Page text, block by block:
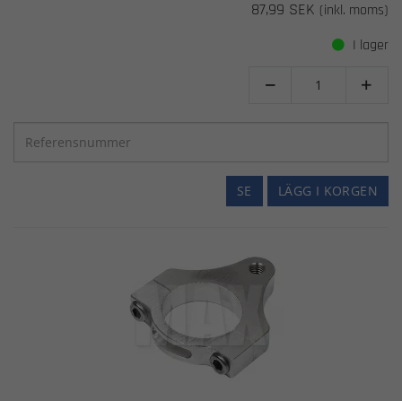
87,99 SEK (inkl. moms)
I lager
 
LÄGG I KORGEN
SE